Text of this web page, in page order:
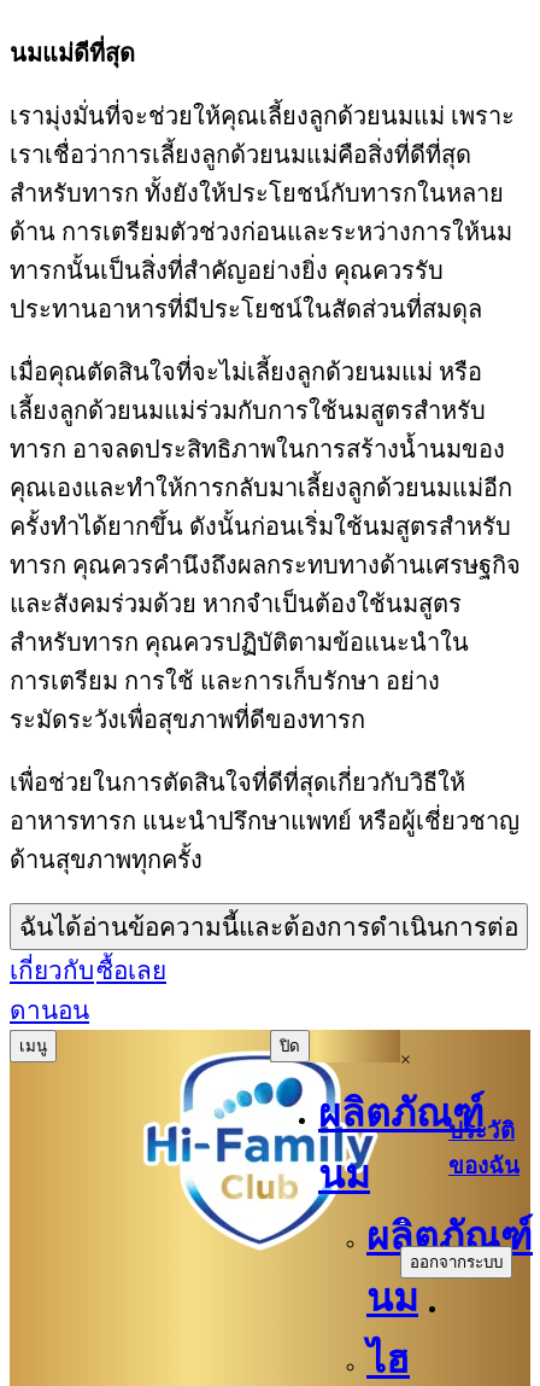
นมแม่ดีที่สุด
เรามุ่งมั่นที่จะช่วยให้คุณเลี้ยงลูกด้วยนมแม่ เพราะ
เราเชื่อว่าการเลี้ยงลูกด้วยนมแม่คือสิ่งที่ดีที่สุด
สำหรับทารก ทั้งยังให้ประโยชน์กับทารกในหลาย
ด้าน การเตรียมตัวช่วงก่อนและระหว่างการให้นม
ทารกนั้นเป็นสิ่งที่สำคัญอย่างยิ่ง คุณควรรับ
ประทานอาหารที่มีประโยชน์ในสัดส่วนที่สมดุล
เมื่อคุณตัดสินใจที่จะไม่เลี้ยงลูกด้วยนมแม่ หรือ
เลี้ยงลูกด้วยนมแม่ร่วมกับการใช้นมสูตรสำหรับ
ทารก อาจลดประสิทธิภาพในการสร้างน้ำนมของ
คุณเองและทำให้การกลับมาเลี้ยงลูกด้วยนมแม่อีก
ครั้งทำได้ยากขึ้น ดังนั้นก่อนเริ่มใช้นมสูตรสำหรับ
ทารก คุณควรคำนึงถึงผลกระทบทางด้านเศรษฐกิจ
และสังคมร่วมด้วย หากจำเป็นต้องใช้นมสูตร
สำหรับทารก คุณควรปฏิบัติตามข้อแนะนำใน
การเตรียม การใช้ และการเก็บรักษา อย่าง
ระมัดระวังเพื่อสุขภาพที่ดีของทารก
เพื่อช่วยในการตัดสินใจที่ดีที่สุดเกี่ยวกับวิธีให้
อาหารทารก แนะนำปรึกษาแพทย์ หรือผู้เชี่ยวชาญ
ด้านสุขภาพทุกครั้ง
ฉันได้อ่านข้อความนี้และต้องการดำเนินการต่อ
เกี่ยวกับ
ดานอน
ซื้อเลย
เมนู ปิด
ผลิตภัณฑ์
นม
ผลิตภัณฑ์
นม
ไฮ
×
ประวัติ
ของฉัน
.
ออกจากระบบ